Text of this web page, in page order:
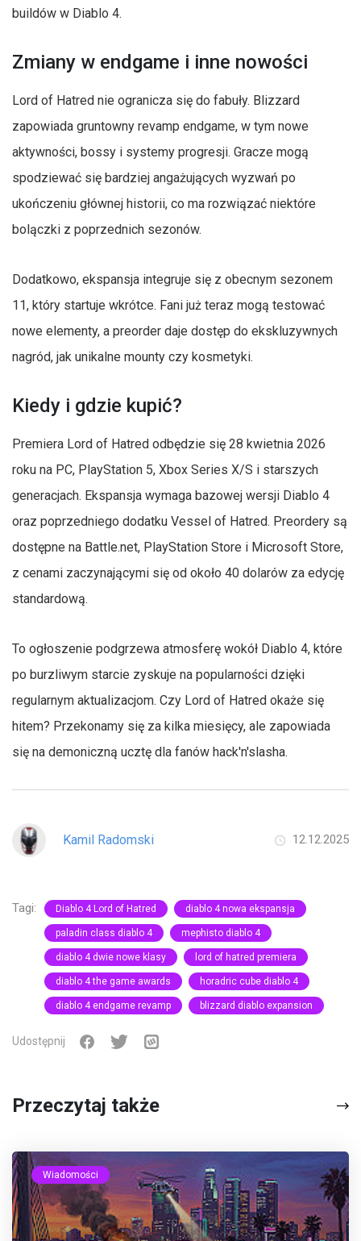
buildów w Diablo 4.
Zmiany w endgame i inne nowości
Lord of Hatred nie ogranicza się do fabuły. Blizzard
zapowiada gruntowny revamp endgame, w tym nowe
aktywności, bossy i systemy progresji. Gracze mogą
spodziewać się bardziej angażujących wyzwań po
ukończeniu głównej historii, co ma rozwiązać niektóre
bolączki z poprzednich sezonów.
Dodatkowo, ekspansja integruje się z obecnym sezonem
11, który startuje wkrótce. Fani już teraz mogą testować
nowe elementy, a preorder daje dostęp do ekskluzywnych
nagród, jak unikalne mounty czy kosmetyki.
Kiedy i gdzie kupić?
Premiera Lord of Hatred odbędzie się 28 kwietnia 2026
roku na PC, PlayStation 5, Xbox Series X/S i starszych
generacjach. Ekspansja wymaga bazowej wersji Diablo 4
oraz poprzedniego dodatku Vessel of Hatred. Preordery są
dostępne na Battle.net, PlayStation Store i Microsoft Store,
z cenami zaczynającymi się od około 40 dolarów za edycję
standardową.
To ogłoszenie podgrzewa atmosferę wokół Diablo 4, które
po burzliwym starcie zyskuje na popularności dzięki
regularnym aktualizacjom. Czy Lord of Hatred okaże się
hitem? Przekonamy się za kilka miesięcy, ale zapowiada
się na demoniczną ucztę dla fanów hack'n'slasha.
Kamil Radomski 12.12.2025
Tagi: Diablo 4 Lord of Hatred diablo 4 nowa ekspansja
paladin class diablo 4 mephisto diablo 4
diablo 4 dwie nowe klasy lord of hatred premiera
diablo 4 the game awards horadric cube diablo 4
diablo 4 endgame revamp blizzard diablo expansion
Udostępnij
Przeczytaj także
Wiadomości